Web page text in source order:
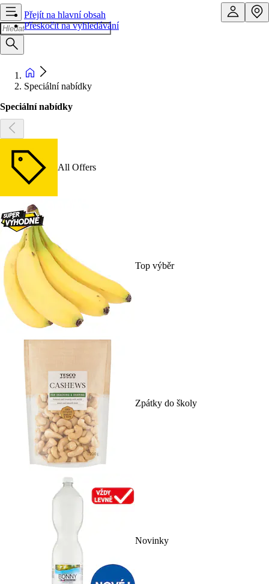
Přejít na hlavní obsah
Přeskočit na vyhledávání
Speciální nabídky
Speciální nabídky
All Offers
Top výběr
Zpátky do školy
Novinky